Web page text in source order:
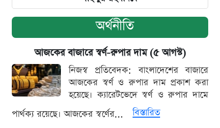
অর্থনীতি
আজকের বাজারে স্বর্ণ-রুপার দাম (৫ আগস্ট)
নিজস্ব প্রতিবেদক: বাংলাদেশের বাজারে
আজকের স্বর্ণ ও রুপার দাম প্রকাশ করা
হয়েছে। ক্যারেটভেদে স্বর্ণ ও রুপার দামে
পার্থক্য রয়েছে। আজকের স্বর্ণের...
বিস্তারিত